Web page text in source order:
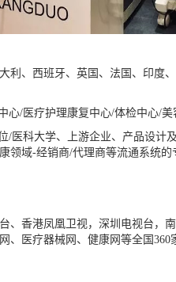
利、西班牙、英国、法国、印度
心/医疗护理康复中心/体检中心/
/医科大学、上游企业、产品设计
领域-经销商/代理商等流通系统的
、香港凤凰卫视，深圳电视台，
、医疗器械网、健康网等全国